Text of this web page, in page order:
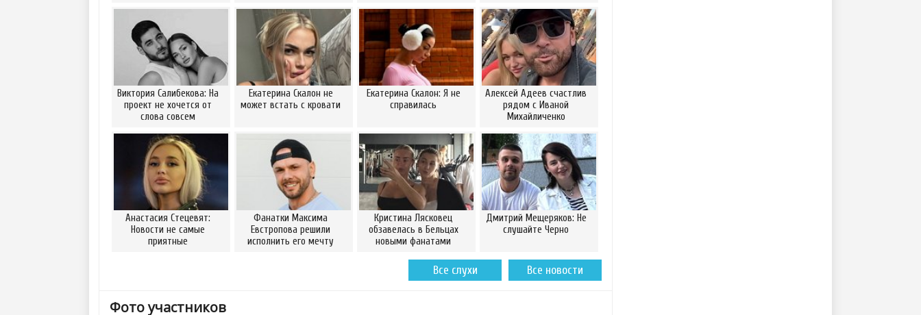
Виктория Салибекова: На
проект не хочется от
слова совсем
Екатерина Скалон не
может встать с кровати
Екатерина Скалон: Я не
справилась
Алексей Адеев счастлив
рядом с Иваной
Михайличенко
Анастасия Стецевят:
Новости не самые
приятные
Фанатки Максима
Евстропова решили
исполнить его мечту
Кристина Лясковец
обзавелась в Бельцах
новыми фанатами
Дмитрий Мещеряков: Не
слушайте Черно
Все новости
Все слухи
Фото участников